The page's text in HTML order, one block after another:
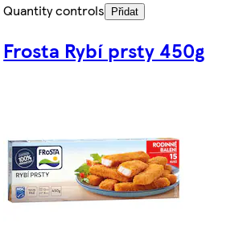
Quantity controls
Přidat
Frosta Rybí prsty 450g